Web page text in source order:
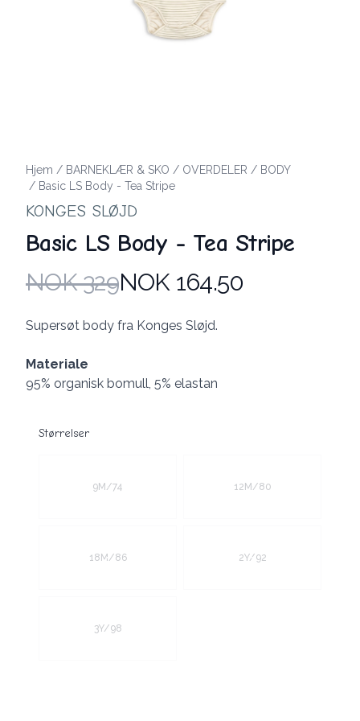
Hjem / BARNEKLÆR & SKO / OVERDELER / BODY
/ Basic LS Body - Tea Stripe
KONGES SLØJD
Basic LS Body - Tea Stripe
Produktdetaljer
NOK 329NOK 164.50
Description
Supersøt body fra Konges Sløjd.
Materiale
95% organisk bomull, 5% elastan
Størrelser
9M/74 12M/80
18M/86 2Y/92
3Y/98